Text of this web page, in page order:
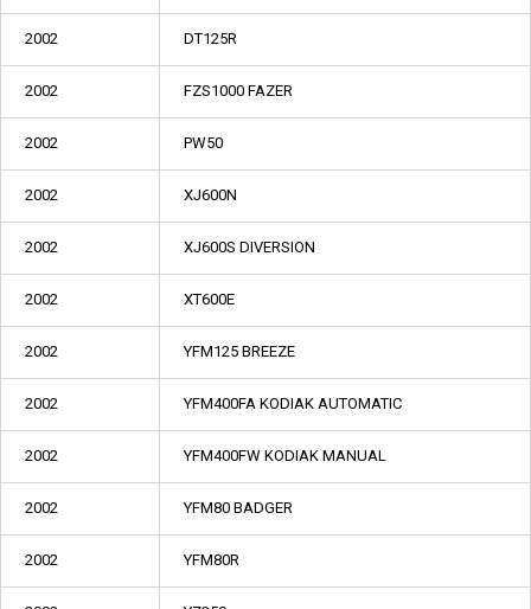
2002 DT125R
2002 FZS1000 FAZER
2002 PW50
2002 XJ600N
2002 XJ600S DIVERSION
2002 XT600E
2002 YFM125 BREEZE
2002 YFM400FA KODIAK AUTOMATIC
2002 YFM400FW KODIAK MANUAL
2002 YFM80 BADGER
2002 YFM80R